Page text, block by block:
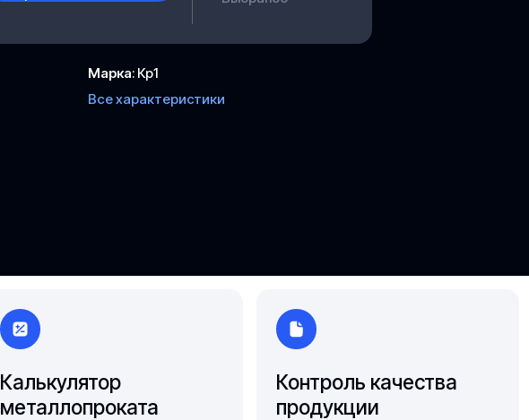
Ярославль
Марка: Кр1
Все характеристики
Калькулятор
металлопроката
Контроль качества
продукции